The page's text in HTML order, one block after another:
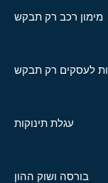
מימון רכב רק תבקש
לעסקים רק תבקש
עגלת תינוקות
בורסה ושוק ההון